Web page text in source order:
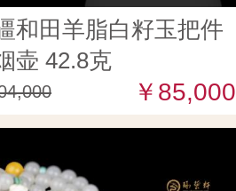
和田羊脂白籽玉把件
壶 42.8克
￥85,000